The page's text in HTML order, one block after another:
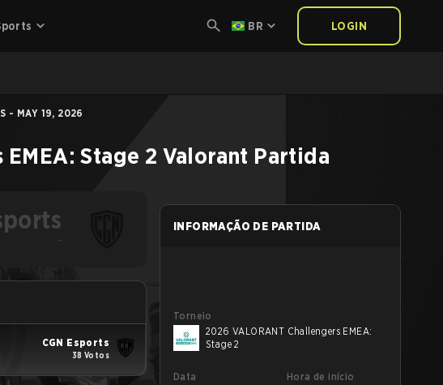
BR LOGIN
- MAY 19, 2026
Stage 2 Valorant Partida
-
CGN Esports
38 Votos
INFORMAÇÃO DE PARTIDA
Torneio
2026 VALORANT Challengers EMEA:
Stage 2
Data
Hora de início